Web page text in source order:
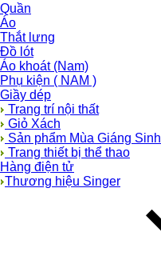
Quần
Áo
Thắt lưng
Đồ lót
Áo khoát (Nam)
Phụ kiện ( NAM )
Giầy dép
Trang trí nội thất
Giỏ Xách
Sản phẩm Mùa Giáng Sinh
Trang thiết bị thể thao
Hàng điện tử
Thương hiệu Singer